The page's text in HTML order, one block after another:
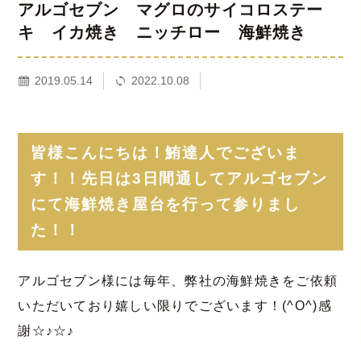
アルゴセブン マグロのサイコロステー
キ イカ焼き ニッチロー 海鮮焼き
2019.05.14 2022.10.08
皆様こんにちは！鮪達人でございま
す！！先日は3日間通してアルゴセブン
にて海鮮焼き屋台を行って参りまし
た！！
アルゴセブン様には毎年、弊社の海鮮焼きをご依頼
いただいており嬉しい限りでございます！(^O^)感
謝☆♪☆♪